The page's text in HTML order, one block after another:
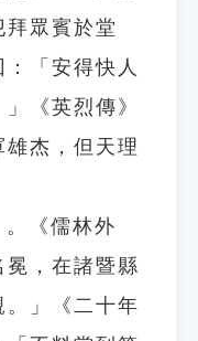
眾賓於堂
「安得快人
《英烈傳》
杰，但天理
《儒林外
冕，在諸暨縣
」《二十年